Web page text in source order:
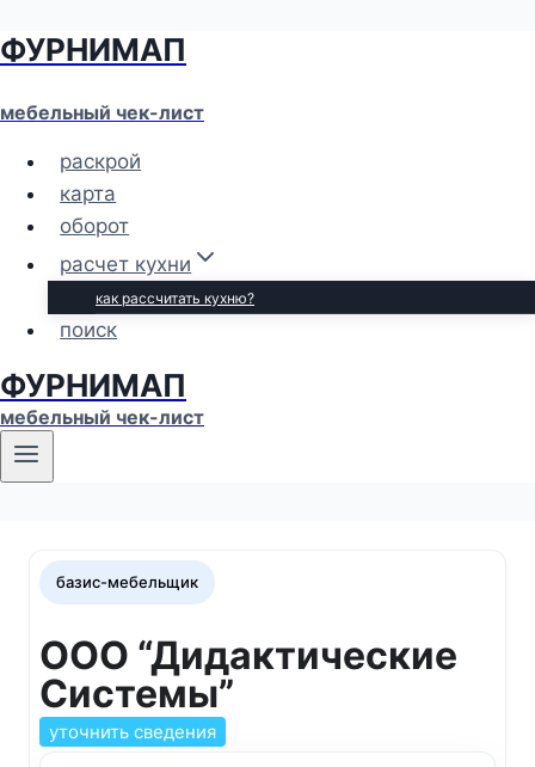
Перейти
содержимому
ФУРНИМАП
мебельный чек-лист
раскрой
карта
оборот
расчет кухни
как рассчитать кухню?
поиск
ФУРНИМАП
мебельный чек-лист
базис-мебельщик
ООО “Дидактические
Системы”
уточнить сведения